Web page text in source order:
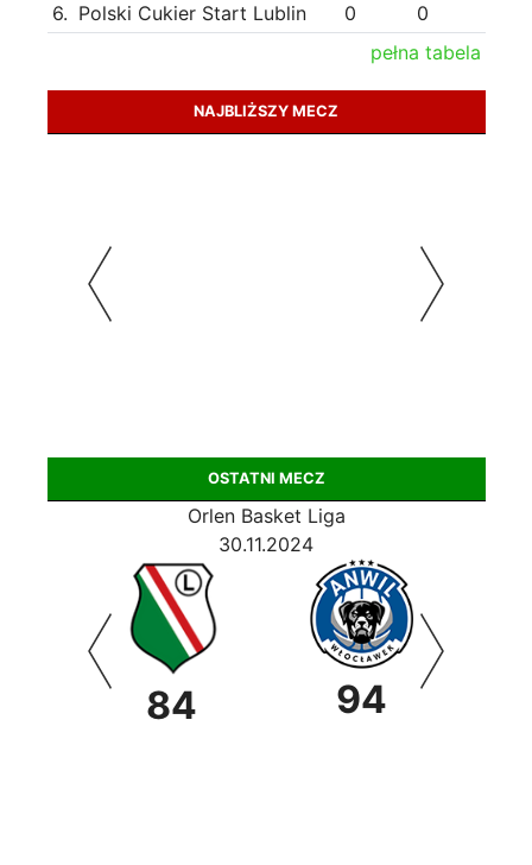
6. Polski Cukier Start Lublin 0
0
pełna tabela
NAJBLIŻSZY MECZ
OSTATNI MECZ
Orlen Basket Liga
30.11.2024
84 94